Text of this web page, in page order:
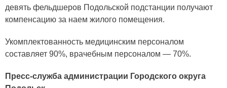
девять фельдшеров Подольской подстанции получают
компенсацию за наем жилого помещения.
Укомплектованность медицинским персоналом
составляет 90%, врачебным персоналом — 70%.
Пресс-служба администрации Городского округа